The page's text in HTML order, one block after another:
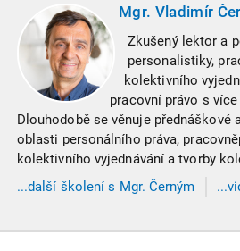
Mgr. Vladimír
Zkušený lektor a
personalistiky,
kolektivního
pracovní právo s
Dlouhodobě se věnuje
oblasti personálního práva,
kolektivního vyjednávání a tvorby
...další školení s Mgr. Černým